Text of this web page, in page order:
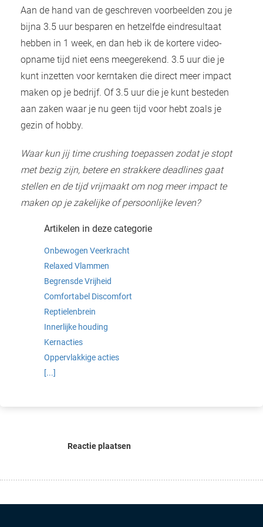
Aan de hand van de geschreven voorbeelden zou je
bijna 3.5 uur besparen en hetzelfde eindresultaat
hebben in 1 week, en dan heb ik de kortere video-
opname tijd niet eens meegerekend. 3.5 uur die je
kunt inzetten voor kerntaken die direct meer impact
maken op je bedrijf. Of 3.5 uur die je kunt besteden
aan zaken waar je nu geen tijd voor hebt zoals je
gezin of hobby.
Waar kun jij time crushing toepassen zodat je stopt
met bezig zijn, betere en strakkere deadlines gaat
stellen en de tijd vrijmaakt om nog meer impact te
maken op je zakelijke of persoonlijke leven?
Artikelen in deze categorie
Onbewogen Veerkracht
Relaxed Vlammen
Begrensde Vrijheid
Comfortabel Discomfort
Reptielenbrein
Innerlijke houding
Kernacties
Oppervlakkige acties
[...]
Reactie plaatsen